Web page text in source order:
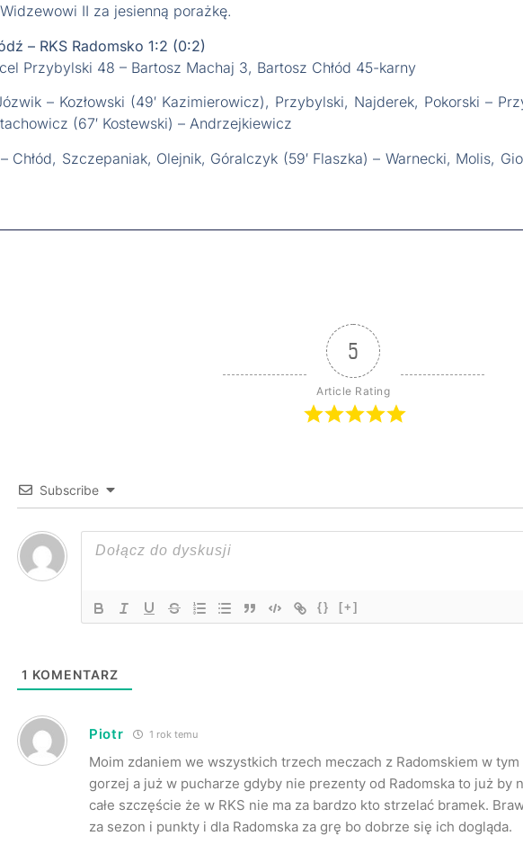
II za jesienną porażkę.
– RKS Radomsko 1:2 (0:2)
Przybylski 48 – Bartosz Machaj 3, Bartosz Chłód 45-karny
– Kozłowski (49′ Kazimierowicz), Przybylski, Najderek, Pokorski –
(67′ Kostewski) – Andrzejkiewicz
Chłód, Szczepaniak, Olejnik, Góralczyk (59′ Flaszka) – Warnecki, Molis,
5
Article Rating
Subscribe
{} [+]
1 KOMENTARZ
Piotr 1 rok temu
Moim zdaniem we wszystkich trzech meczach z Radomskiem w
gorzej a już w pucharze gdyby nie prezenty od Radomska to już by
całe szczęście że w RKS nie ma za bardzo kto strzelać bramek.
za sezon i punkty i dla Radomska za grę bo dobrze się ich dogląda.